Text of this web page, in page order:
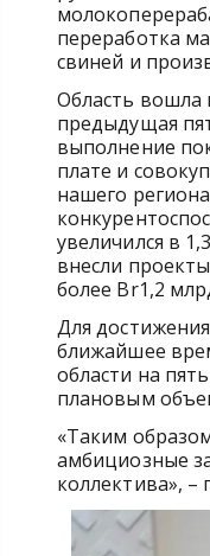
переработка
свиней и
Область вошла
предыдущая
выполнение
плате и
нашего
увеличился в
внесли
более Br1,2
Для
ближайшее
области на
плановым
«Таким
амбициозные
коллектива», –